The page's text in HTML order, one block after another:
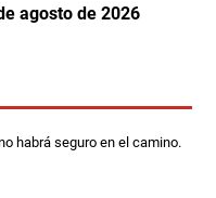
agosto de 2026
habrá seguro en el camino.